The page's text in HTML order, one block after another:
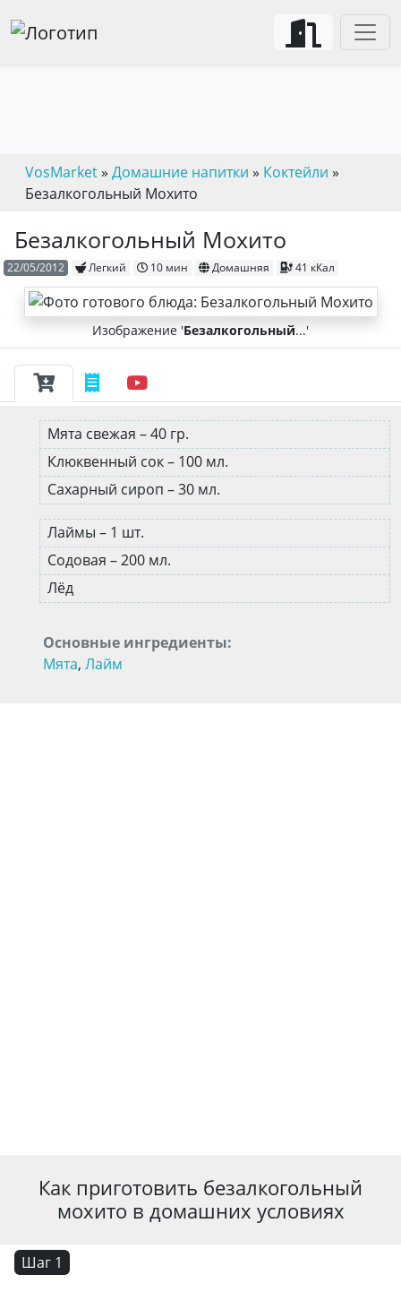
VosMarket» Домашние напитки » Коктейли »
Безалкогольный Мохито
Безалкогольный Мохито
22/05/2012 Легкий 10 мин Домашняя 41 кКал
Изображение 'Безалкогольный...'
Мята свежая – 40 гр.
Клюквенный сок – 100 мл.
Сахарный сироп – 30 мл.
Лаймы – 1 шт.
Содовая – 200 мл.
Лёд
Основные ингредиенты:
Мята, Лайм
Как приготовить безалкогольный
мохито в домашних условиях
Шаг 1